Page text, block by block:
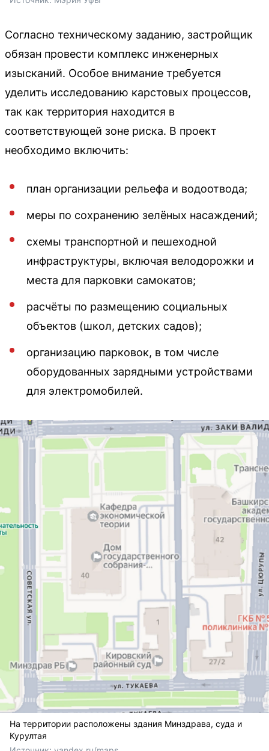
Согласно техническому заданию, застройщик
обязан провести комплекс инженерных
изысканий. Особое внимание требуется
уделить исследованию карстовых процессов,
так как территория находится в
соответствующей зоне риска. В проект
необходимо включить:
план организации рельефа и водоотвода;
меры по сохранению зелёных насаждений;
схемы транспортной и пешеходной
инфраструктуры, включая велодорожки и
места для парковки самокатов;
расчёты по размещению социальных
объектов (школ, детских садов);
организацию парковок, в том числе
оборудованных зарядными устройствами
для электромобилей.
На территории расположены здания Минздрава, суда и
Курултая